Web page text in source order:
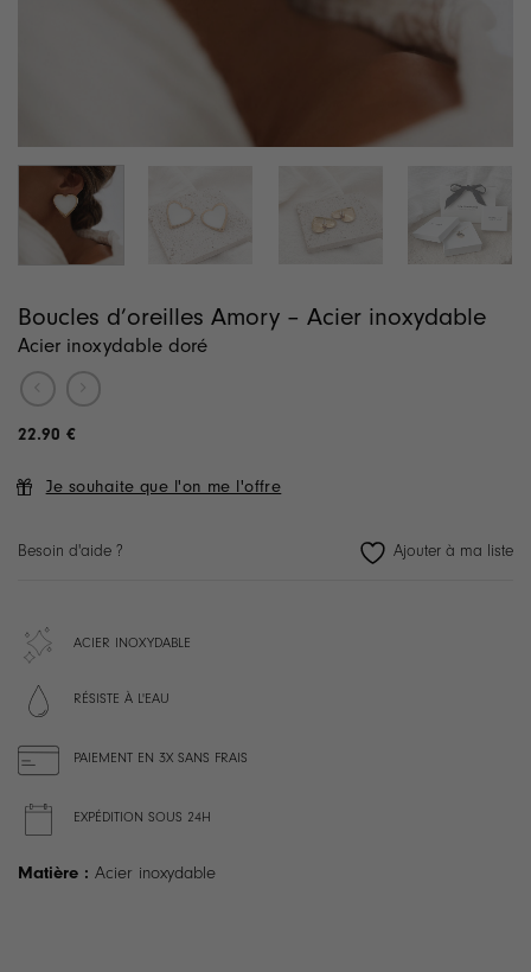
Boucles d’oreilles Amory – Acier inoxydable
Acier inoxydable doré
22.90 €
Je souhaite que l'on me l'offre
Besoin d'aide ?
ACIER INOXYDABLE
RÉSISTE À L'EAU
PAIEMENT EN 3X SANS FRAIS
EXPÉDITION SOUS 24H
Matière : Acier inoxydable